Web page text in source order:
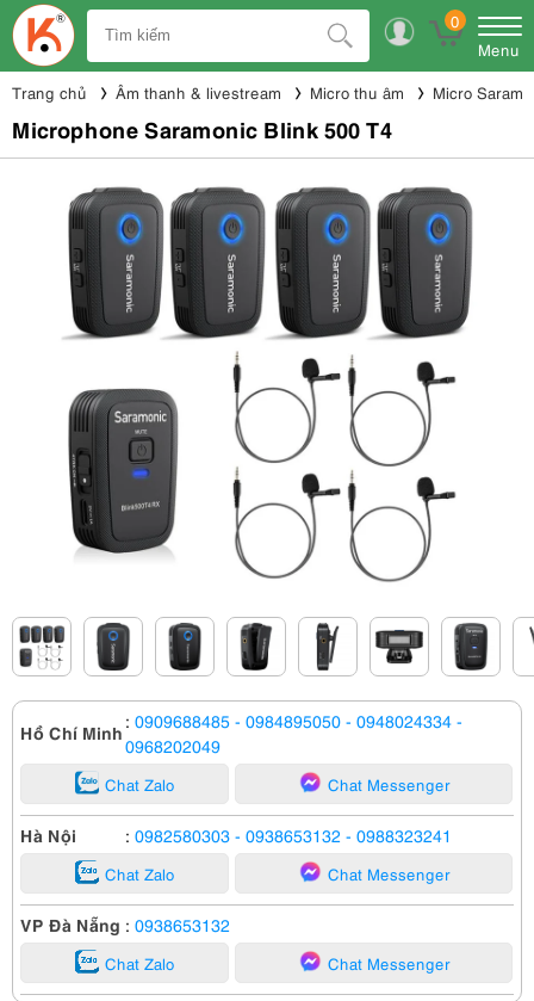
0
Menu
Trang chủ Âm thanh & livestream Micro thu âm Micro
Microphone Saramonic Blink 500 T4
Hồ Chí Minh : 0909688485 - 0984895050 - 0948024334 -
0968202049
Chat Zalo Chat Messenger
Hà Nội : 0982580303 - 0938653132 - 0988323241
Chat Zalo Chat Messenger
VP Đà Nẵng : 0938653132
Chat Zalo Chat Messenger